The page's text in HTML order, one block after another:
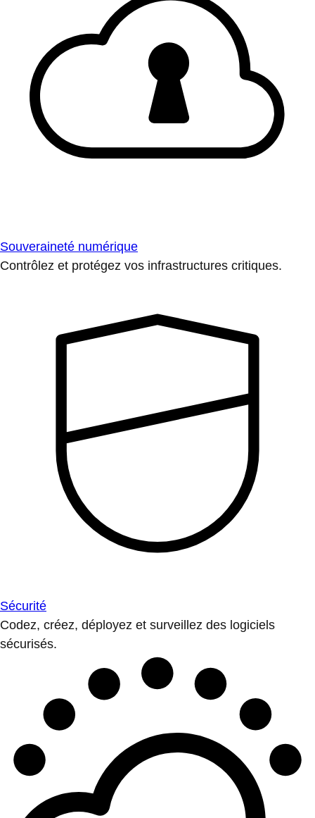
Souveraineté numérique
Contrôlez et protégez vos infrastructures critiques.
Sécurité
Codez, créez, déployez et surveillez des logiciels
sécurisés.